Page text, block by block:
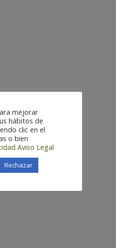
mejorar
hábitos de
clic en el
o bien
Aviso Legal
Rechazar